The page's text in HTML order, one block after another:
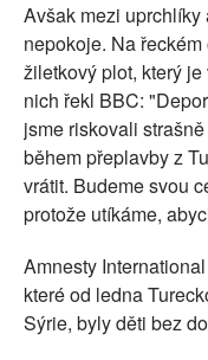
Avšak mezi
nepokoje. Na
žiletkový plot, který
nich řekl BBC:
jsme riskovali
během přeplavby z
vrátit. Budeme svou
protože utíkáme,
Amnesty
které od ledna
Sýrie, byly děti bez